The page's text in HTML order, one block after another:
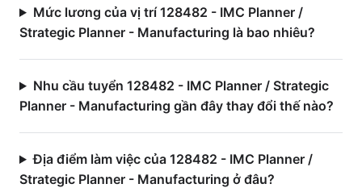
Mức lương của vị trí 128482 - IMC Planner /
Strategic Planner - Manufacturing là bao nhiêu?
Nhu cầu tuyển 128482 - IMC Planner / Strategic
Planner - Manufacturing gần đây thay đổi thế nào?
Địa điểm làm việc của 128482 - IMC Planner /
Strategic Planner - Manufacturing ở đâu?